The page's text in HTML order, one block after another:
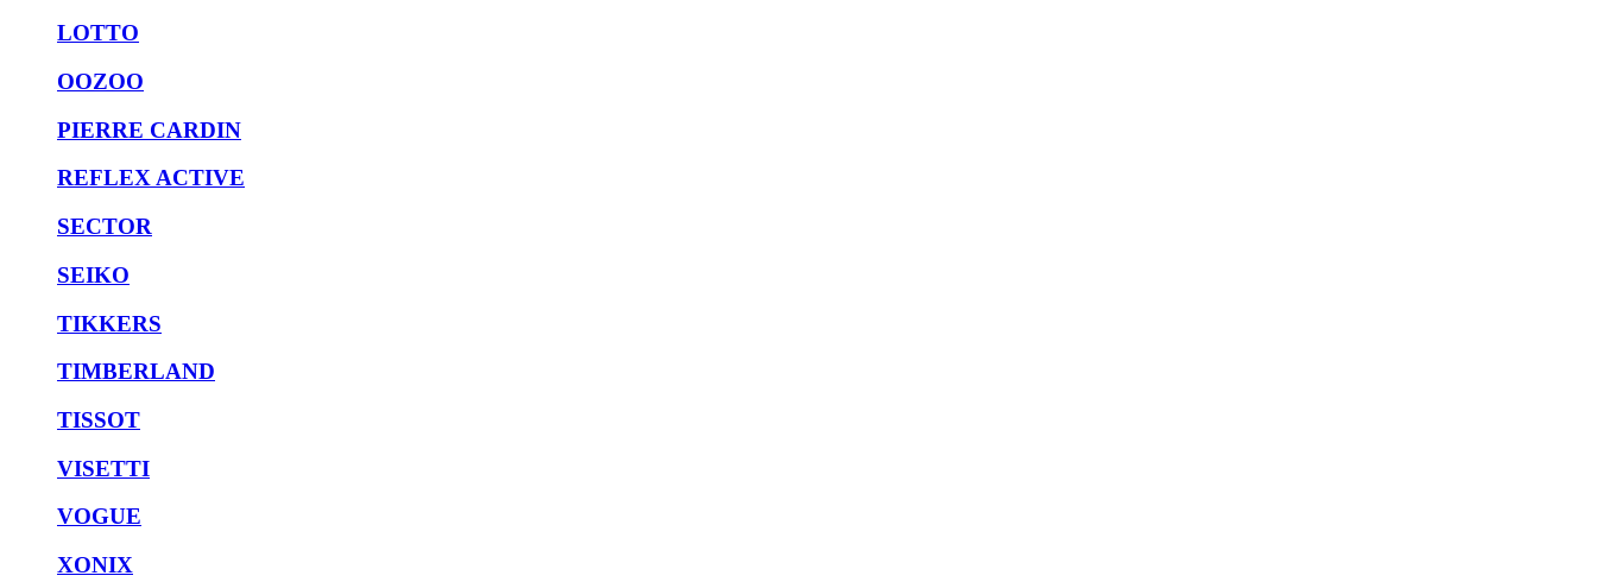
LOTTO
OOZOO
PIERRE CARDIN
REFLEX ACTIVE
SECTOR
SEIKO
TIKKERS
TIMBERLAND
TISSOT
VISETTI
VOGUE
XONIX